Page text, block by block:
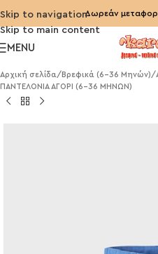
Skip to navigation
Skip to main content
Δωρεάν
MENU
Αρχική σελίδα/ Βρεφικά (6-36 Μηνών)/
ΠΑΝΤΕΛΟΝΙΑ ΑΓΟΡΙ (6-36 ΜΗΝΩΝ)